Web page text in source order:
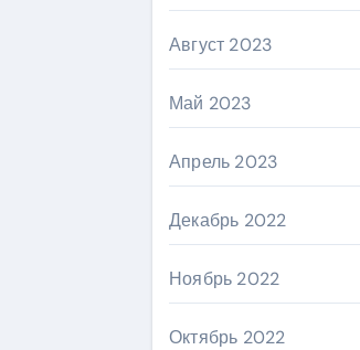
Август 2023
Май 2023
Апрель 2023
Декабрь 2022
Ноябрь 2022
Октябрь 2022